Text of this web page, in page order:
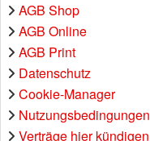
AGB Shop
AGB Online
AGB Print
Datenschutz
Cookie-Manager
Nutzungsbedingungen
Verträge hier kündigen